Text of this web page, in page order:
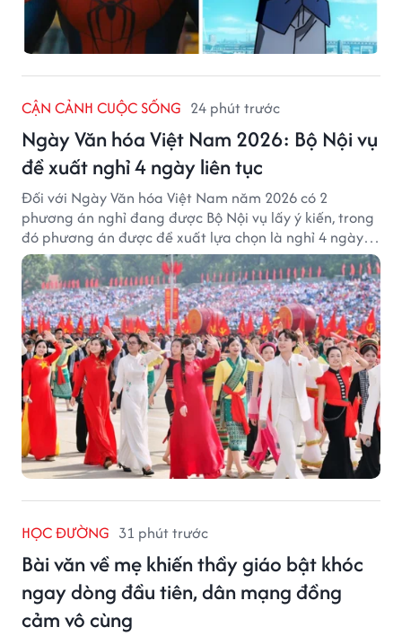
CẬN CẢNH CUỘC SỐNG 24 phút trước
Ngày Văn hóa Việt Nam 2026: Bộ Nội vụ
đề xuất nghỉ 4 ngày liên tục
Đối với Ngày Văn hóa Việt Nam năm 2026 có 2
phương án nghỉ đang được Bộ Nội vụ lấy ý kiến, trong
đó phương án được đề xuất lựa chọn là nghỉ 4 ngày
liên tục từ 21/11 đến 24/11, đồng thời hoán đổi 1 ngày
làm việc sang thứ Bảy (28/11).
HỌC ĐƯỜNG 31 phút trước
Bài văn về mẹ khiến thầy giáo bật khóc
ngay dòng đầu tiên, dân mạng đồng
cảm vô cùng